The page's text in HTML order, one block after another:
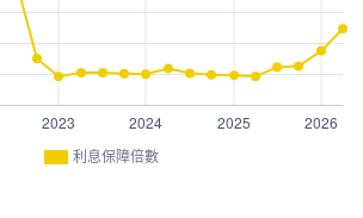
利息保障倍數